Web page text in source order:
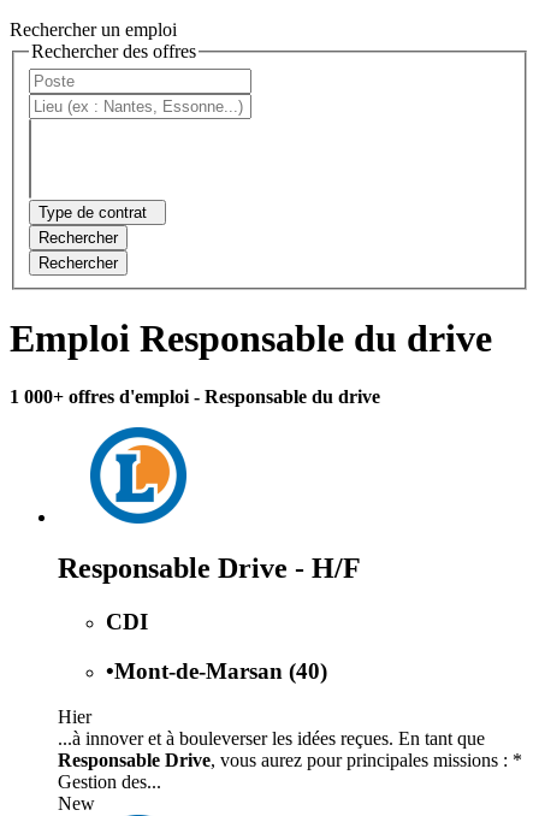
Rechercher un emploi
Rechercher des offres
Type de contrat
Rechercher
Rechercher
Emploi Responsable du drive
1 000+ offres d'emploi - Responsable du drive
Responsable Drive - H/F
CDI
•Mont-de-Marsan (40)
Hier
...à innover et à bouleverser les idées reçues. En tant que
Responsable Drive, vous aurez pour principales missions : *
Gestion des...
New